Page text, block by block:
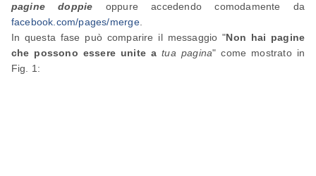
pagine doppie oppure accedendo comodamente da
facebook.com/pages/merge.
In questa fase può comparire il messaggio "Non hai pagine
che possono essere unite atua pagina" come mostrato in
Fig. 1: